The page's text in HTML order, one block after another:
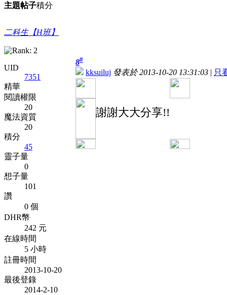
主題帖子積分
二科生【H班】
UID
7351
精華
閱讀權限
20
魔法資質
20
積分
45
靈子量
0
想子量
101
讚
0 個
DHR幣
242 元
在線時間
5 小時
註冊時間
2013-10-20
最後登錄
2014-2-10
8#
kksuiluj 發表於 2013-10-20 13:31:03 | 只
謝謝大大分享!!